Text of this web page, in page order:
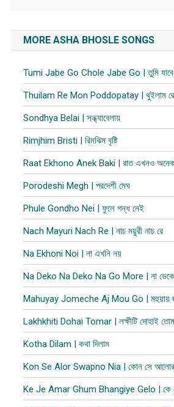
MORE ASHA BHOSLE SONGS
Tumi Jabe Go Chole Jabe Go | তুমি যাবে
Thuilam Re Mon Poddopatay | থুইলাম রে
Sondhya Belai | সন্ধ্যাবেলায়
Rimjhim Bristi | রিমঝিম বৃষ্টি
Raat Ekhono Anek Baki | রাত এখনও অনেক
Porodeshi Megh | পরদেশী মেঘ
Phule Gondho Nei | ফুলে গন্ধ নেই
Nach Mayuri Nach Re | নাচ ময়ুরী নাচ রে
Na Ekhoni Noi | না এখনি নয়
Na Deko Na Deko Na Go More | না ডেকো
Mahuyay Jomeche Aj Mou Go | মহুয়ায়
Lakhkhiti Dohai Tomar | লক্ষীটি দোহাই
Kotha Dilam | কথা দিলাম
Kon Se Alor Swapno Nia | কোন সে আলোর
Ke Je Amar Ghum Bhangiye Gelo | কে যে